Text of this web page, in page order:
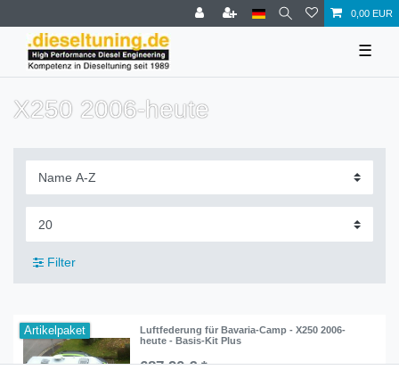
0,00 EUR
☰
X250 2006-heute
Filter
Artikelpaket
Luftfederung für Bavaria-Camp - X250 2006-
heute - Basis-Kit Plus
687,90 € *